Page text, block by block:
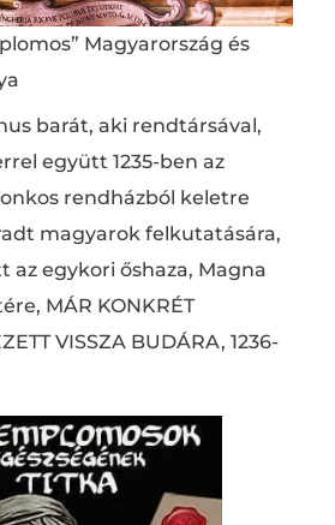
Magyarország és
barát, aki rendtársával,
együtt 1235-ben az
rendházból keletre
magyarok felkutatására,
az egykori őshaza, Magna
MÁR KONKRÉT
VISSZA BUDÁRA, 1236-